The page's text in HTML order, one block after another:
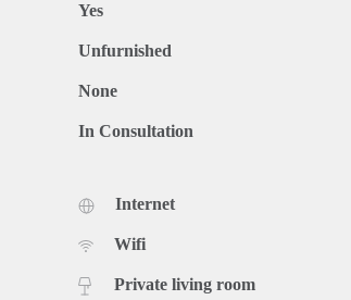
Yes
Unfurnished
None
In Consultation
Internet
Wifi
Private living room